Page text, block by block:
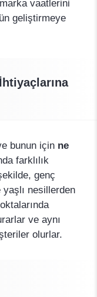
vaatlerini
geliştirmeye
bunun için ne
farklılık
genç
yaşlı nesillerden
ve aynı
olurlar.